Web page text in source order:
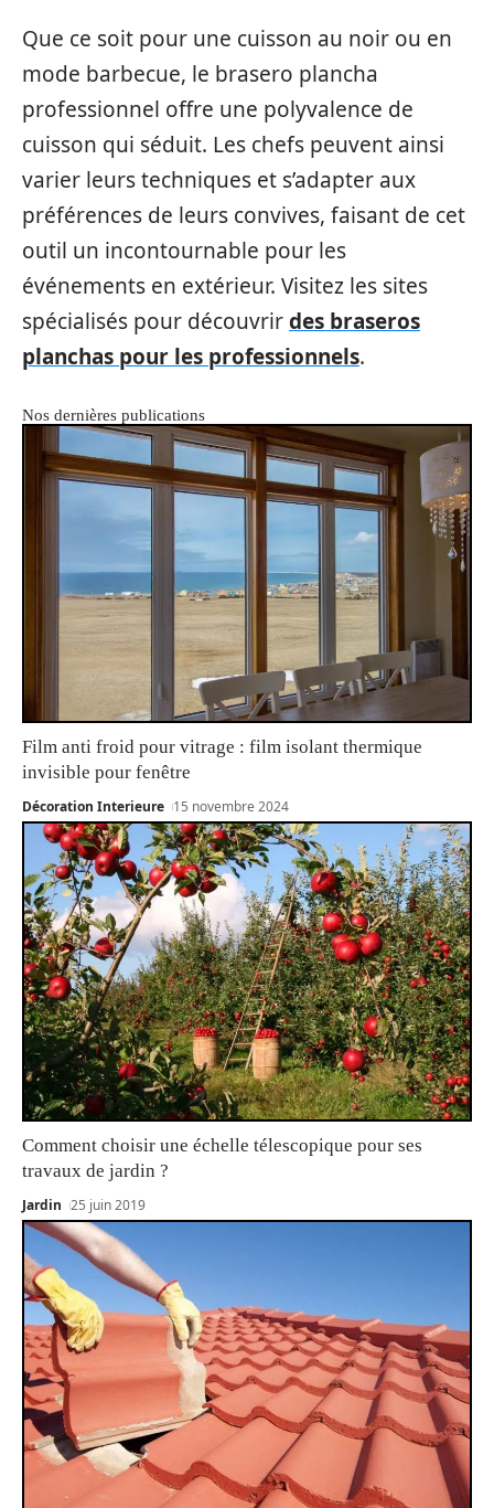
Que ce soit pour une cuisson au noir ou en
mode barbecue, le brasero plancha
professionnel offre une polyvalence de
cuisson qui séduit. Les chefs peuvent ainsi
varier leurs techniques et s’adapter aux
préférences de leurs convives, faisant de cet
outil un incontournable pour les
événements en extérieur. Visitez les sites
spécialisés pour découvrirdes braseros
planchas pour les professionnels.
Nos dernières publications
Film anti froid pour vitrage : film isolant thermique
invisible pour fenêtre
Décoration Interieure 15 novembre 2024
Comment choisir une échelle télescopique pour ses
travaux de jardin ?
Jardin 25 juin 2019